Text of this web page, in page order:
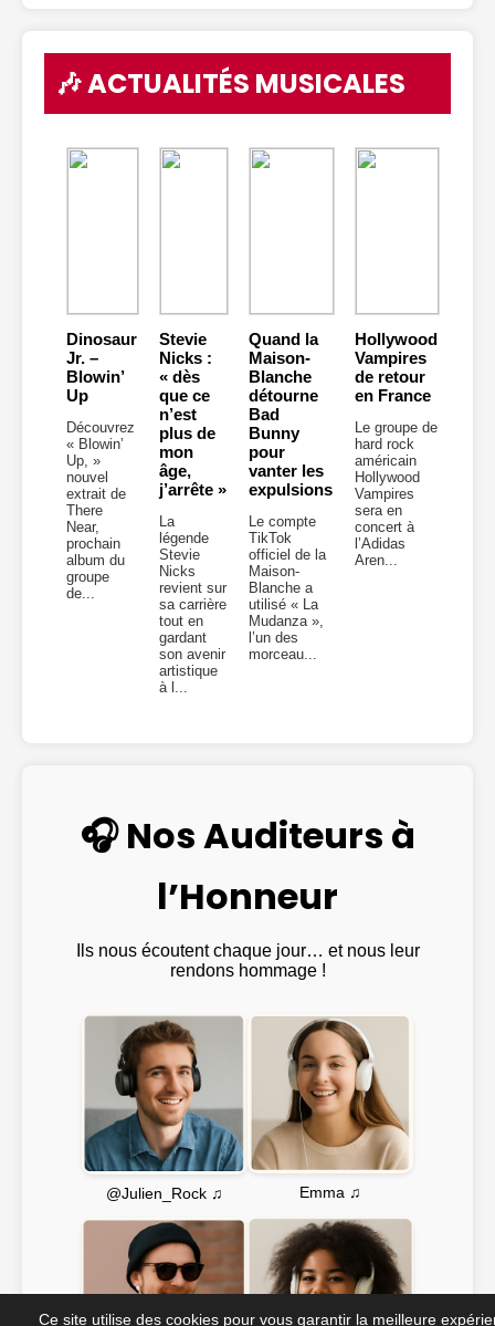
🎶 ACTUALITÉS MUSICALES
Dinosaur
Jr. –
Blowin’
Up
Découvrez
« Blowin’
Up, »
nouvel
extrait de
There
Near,
prochain
album du
groupe
de...
Stevie
Nicks :
« dès
que ce
n’est
plus de
mon
âge,
j’arrête »
La
légende
Stevie
Nicks
revient sur
sa carrière
tout en
gardant
son avenir
artistique
à l...
Quand la
Maison-
Blanche
détourne
Bad
Bunny
pour
vanter les
expulsions
Le compte
TikTok
officiel de la
Maison-
Blanche a
utilisé « La
Mudanza »,
l’un des
morceau...
Hollywood
Vampires
de retour
en France
Le groupe de
hard rock
américain
Hollywood
Vampires
sera en
concert à
l’Adidas
Aren...
🎧 Nos Auditeurs à
l’Honneur
Ils nous écoutent chaque jour… et nous leur
rendons hommage !
@Julien_Rock ♫ Emma ♫
Ce site utilise des cookies pour vous garantir la meilleure